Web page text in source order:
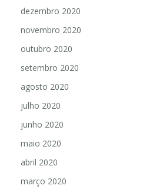
dezembro 2020
novembro 2020
outubro 2020
setembro 2020
agosto 2020
julho 2020
junho 2020
maio 2020
abril 2020
março 2020